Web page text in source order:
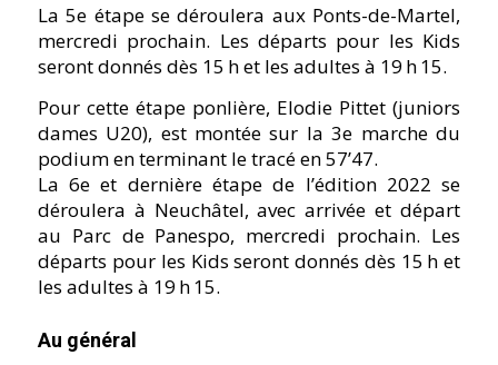
La 5e étape se déroulera aux Ponts-de-Martel,
mercredi prochain. Les départs pour les Kids
seront donnés dès 15 h et les adultes à 19 h 15.
Pour cette étape ponlière, Elodie Pittet (juniors
dames U20), est montée sur la 3e marche du
podium en terminant le tracé en 57’47.
La 6e et dernière étape de l’édition 2022 se
déroulera à Neuchâtel, avec arrivée et départ
au Parc de Panespo, mercredi prochain. Les
départs pour les Kids seront donnés dès 15 h et
les adultes à 19 h 15.
Au général